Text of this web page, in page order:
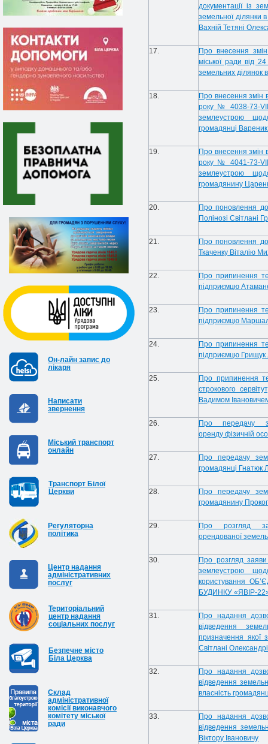
Он-лайн запис до
лікаря
Написати
звернення
Міський транспорт
онлайн
Транспорт Білої
Церкви
Регуляторна
політика
Центр надання
адміністративних
послуг
Територіальний
центр надання
соціальних послуг
Безпечне місто
Біла Церква
Cклад
адміністративної
комісії виконавчого
комітету міської
ради
документації із
земельної ділянки
Вахній Тетяні
17.
Про внесення
міської ради від
земельних ділянок
18.
Про внесення змін
року № 4038-73-
землеустрою
громадянці Вареник
19.
Про внесення змін
року № 4041-73-
землеустрою
громадянину
20.
Про поновлення
Полінозі Світлані
21.
Про поновлення
Ткаченку Віталію
22.
Про припинення
підприємцю
23.
Про припинення
підприємцю
24.
Про припинення
підприємцю Грищук
25.
Про припинення
строкового
Вадимом
26.
Про передачу
оренду фізичній
27.
Про передачу
громадянці Гнатюк
28.
Про передачу
громадянину
29.
Про розгляд
орендованої
30.
Про розгляд
землеустрою
користування
БУДИНКУ «ЯВІР-
31.
Про надання
відведення
призначення якої
Світлані
32.
Про надання
відведення
власність
33.
Про надання
відведення
Віктору Івановичу